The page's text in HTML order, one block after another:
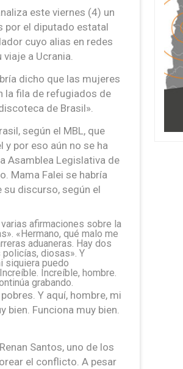
este viernes (4) un
por el diputado estatal
cuyo alias en redes
a Ucrania.
dicho que las mujeres
la fila de refugiados de
de Brasil».
según el MBL, que
por eso aún no se ha
Asamblea Legislativa de
Mama Falei se habría
discurso, según el
afirmaciones sobre la
«Hermano, qué malo me
aduaneras. Hay dos
diosas». Y
siquiera puedo
Increíble, hombre.
grabando.
Y aquí, hombre, mi
bien. Funciona muy bien.
Santos, uno de los
el conflicto. A pesar